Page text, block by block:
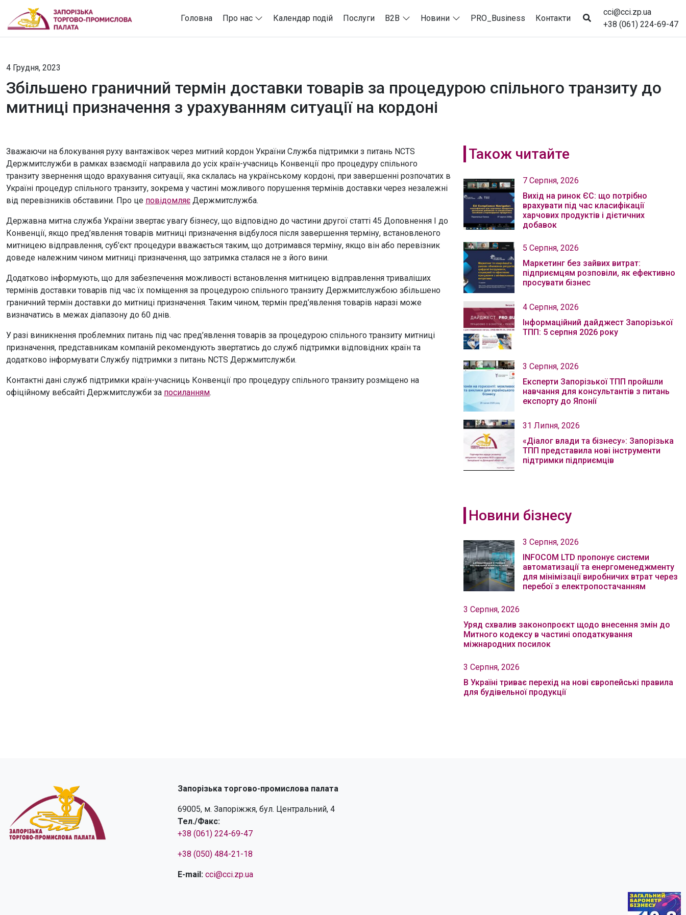
Головна Про нас Календар подій Послуги B2B Новини PRO_Business Контакти
cci@cci.zp.ua
+38 (061) 224-69-47
4 Грудня, 2023
Збільшено граничний термін доставки товарів за процедурою спільного транзиту до
митниці призначення з урахуванням ситуації на кордоні
Зважаючи на блокування руху вантажівок через митний кордон України Служба підтримки з питань NCTS
Держмитслужби в рамках взаємодії направила до усіх країн-учасниць Конвенції про процедуру спільного
транзиту звернення щодо врахування ситуації, яка склалась на українському кордоні, при завершенні розпочатих в
Україні процедур спільного транзиту, зокрема у частині можливого порушення термінів доставки через незалежні
від перевізників обставини. Про це повідомляє Держмитслужба.
Державна митна служба України звертає увагу бізнесу, що відповідно до частини другої статті 45 Доповнення І до
Конвенції, якщо пред’явлення товарів митниці призначення відбулося після завершення терміну, встановленого
митницею відправлення, суб’єкт процедури вважається таким, що дотримався терміну, якщо він або перевізник
доведе належним чином митниці призначення, що затримка сталася не з його вини.
Додатково інформують, що для забезпечення можливості встановлення митницею відправлення триваліших
термінів доставки товарів під час їх поміщення за процедурою спільного транзиту Держмитслужбою збільшено
граничний термін доставки до митниці призначення. Таким чином, термін пред’явлення товарів наразі може
визначатись в межах діапазону до 60 днів.
У разі виникнення проблемних питань під час пред’явлення товарів за процедурою спільного транзиту митниці
призначення, представникам компаній рекомендують звертатись до служб підтримки відповідних країн та
додатково інформувати Службу підтримки з питань NCTS Держмитслужби.
Контактні дані служб підтримки країн-учасниць Конвенції про процедуру спільного транзиту розміщено на
офіційному вебсайті Держмитслужби за посиланням.
Також читайте
7 Серпня, 2026
Вихід на ринок ЄС: що потрібно
врахувати під час класифікації
харчових продуктів і дієтичних
добавок
5 Серпня, 2026
Маркетинг без зайвих витрат:
підприємцям розповіли, як ефективно
просувати бізнес
4 Серпня, 2026
Інформаційний дайджест Запорізької
ТПП: 5 серпня 2026 року
3 Серпня, 2026
Експерти Запорізької ТПП пройшли
навчання для консультантів з питань
експорту до Японії
31 Липня, 2026
«Діалог влади та бізнесу»: Запорізька
ТПП представила нові інструменти
підтримки підприємців
Новини бізнесу
3 Серпня, 2026
INFOCOM LTD пропонує системи
автоматизації та енергоменеджменту
для мінімізації виробничих втрат через
перебої з електропостачанням
3 Серпня, 2026
Уряд схвалив законопроєкт щодо внесення змін до
Митного кодексу в частині оподаткування
міжнародних посилок
3 Серпня, 2026
В Україні триває перехід на нові європейські правила
для будівельної продукції
Запорізька торгово-промислова палата
69005, м. Запоріжжя, бул. Центральний, 4
Тел./Факс:
+38 (061) 224-69-47
+38 (050) 484-21-18
E-mail: cci@cci.zp.ua